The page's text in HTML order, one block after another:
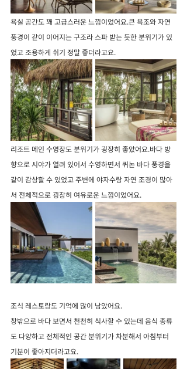
욕실 공간도 꽤 고급스러운 느낌이었어요.큰 욕조와 자연
풍경이 같이 이어지는 구조라 스파 받는 듯한 분위기가 있
었고 조용하게 쉬기 정말 좋더라고요.
리조트 메인 수영장도 분위기가 굉장히 좋았어요.바다 방
향으로 시야가 열려 있어서 수영하면서 퀴논 바다 풍경을
같이 감상할 수 있었고 주변에 야자수랑 자연 조경이 많아
서 전체적으로 굉장히 여유로운 느낌이었어요.
조식 레스토랑도 기억에 많이 남았어요.
창밖으로 바다 보면서 천천히 식사할 수 있는데 음식 종류
도 다양하고 전체적인 공간 분위기가 차분해서 아침부터
기분이 좋아지더라고요.